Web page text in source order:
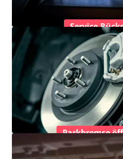
Service-
Parkbremse